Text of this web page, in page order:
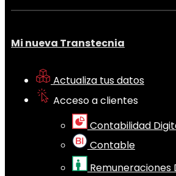
Mi nueva Transtecnia
Actualiza tus datos
Acceso a clientes
Contabilidad
Contable
Remuneraciones